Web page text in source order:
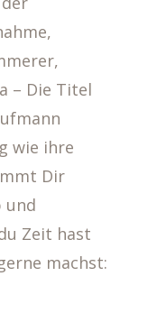
– Die Titel
wie ihre
Dir
und
Zeit hast
machst: